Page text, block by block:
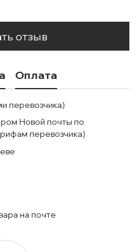
отзыв
Оплата
перевозчика)
Новой почты по
перевозчика)
на почте